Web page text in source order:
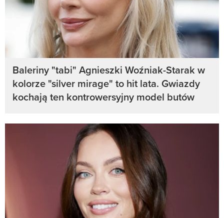
Baleriny "tabi" Agnieszki Woźniak-Starak w
kolorze "silver mirage" to hit lata. Gwiazdy
kochają ten kontrowersyjny model butów